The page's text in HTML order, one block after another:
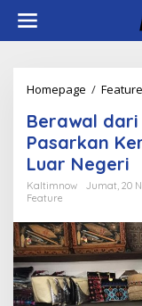
konten
Homepage / Feature
Berawal dari
Pasarkan
Luar Negeri
Kaltimnow
Jumat, 20
Feature